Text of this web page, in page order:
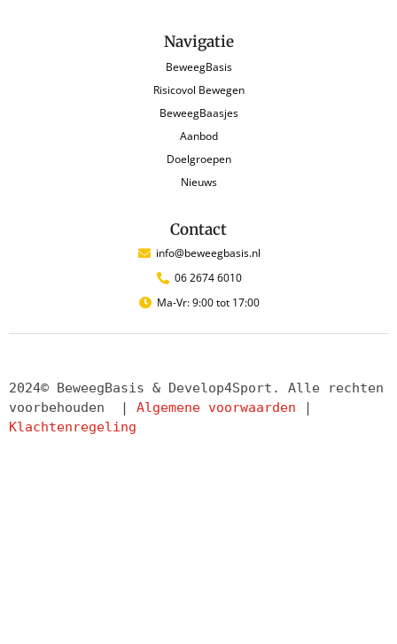
Navigatie
BeweegBasis
Risicovol Bewegen
BeweegBaasjes
Aanbod
Doelgroepen
Nieuws
Contact
info@beweegbasis.nl
06 2674 6010
Ma-Vr: 9:00 tot 17:00
2024© BeweegBasis & Develop4Sport. Alle rechten
voorbehouden  | Algemene voorwaarden
Klachtenregeling